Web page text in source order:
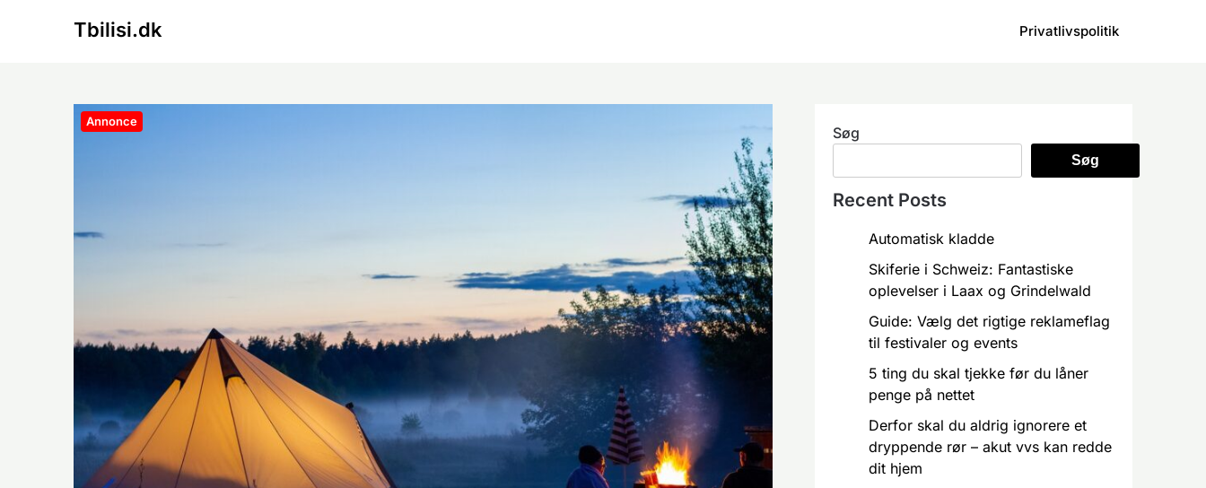
Tbilisi.dk Privatlivspolitik
Annonce
Søg
Søg
Recent Posts
Automatisk kladde
Skiferie i Schweiz: Fantastiske
oplevelser i Laax og Grindelwald
Guide: Vælg det rigtige reklameflag
til festivaler og events
5 ting du skal tjekke før du låner
penge på nettet
Derfor skal du aldrig ignorere et
dryppende rør – akut vvs kan redde
dit hjem